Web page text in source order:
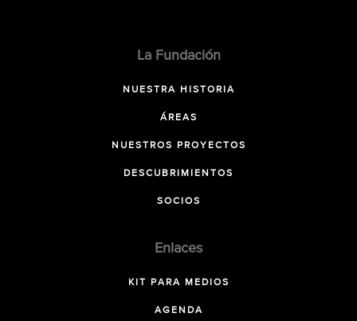
La Fundación
NUESTRA HISTORIA
ÁREAS
NUESTROS PROYECTOS
DESCUBRIMIENTOS
SOCIOS
Enlaces
KIT PARA MEDIOS
AGENDA